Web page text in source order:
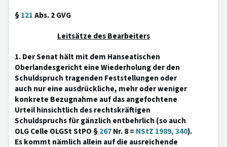
§121Abs. 2 GVG
Leitsätze des Bearbeiters
1. Der Senat hält mit dem Hanseatischen
Oberlandesgericht eine Wiederholung der den
Schuldspruch tragenden Feststellungen oder
auch nur eine ausdrückliche, mehr oder weniger
konkrete Bezugnahme auf das angefochtene
Urteil hinsichtlich des rechtskräftigen
Schuldspruchs für gänzlich entbehrlich (so auch
OLG Celle OLGSt StPO §267Nr. 8 = NStZ 1989, 340).
Es kommt nämlich allein auf die ausreichende